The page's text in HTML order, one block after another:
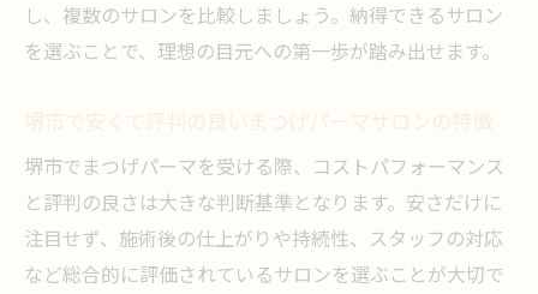
し、複数のサロンを比較しましょう。納得できるサロン
を選ぶことで、理想の目元への第一歩が踏み出せます。
堺市で安くて評判の良いまつげパーマサロンの特徴
堺市でまつげパーマを受ける際、コストパフォーマンス
と評判の良さは大きな判断基準となります。安さだけに
注目せず、施術後の仕上がりや持続性、スタッフの対応
など総合的に評価されているサロンを選ぶことが大切で